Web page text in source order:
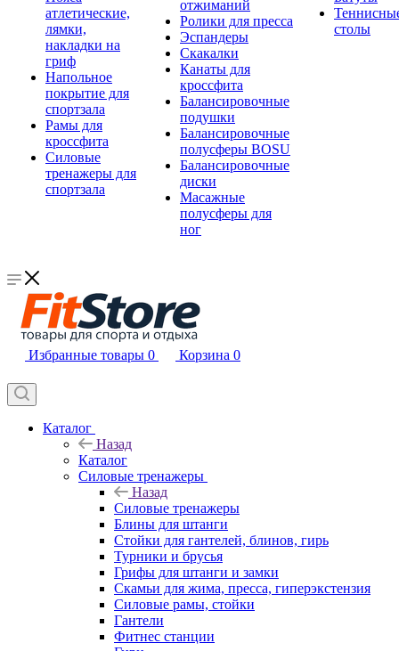
атлетические,
лямки,
накладки на
гриф
Напольное
покрытие для
спортзала
Рамы для
кроссфита
Силовые
тренажеры для
спортзала
отжиманий
Ролики для пресса
Эспандеры
Скакалки
Канаты для
кроссфита
Балансировочные
подушки
Балансировочные
полусферы BOSU
Балансировочные
диски
Масажные
полусферы для
ног
столы
Избранные товары 0 Корзина 0
Каталог
Назад
Каталог
Силовые тренажеры
Назад
Силовые тренажеры
Блины для штанги
Стойки для гантелей, блинов, гирь
Турники и брусья
Грифы для штанги и замки
Скамьи для жима, пресса, гиперэкстензия
Силовые рамы, стойки
Гантели
Фитнес станции